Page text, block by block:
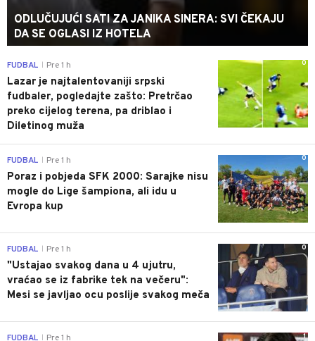
ODLUČUJUĆI SATI ZA JANIKA SINERA: SVI ČEKAJU
DA SE OGLASI IZ HOTELA
0
FUDBAL Pre 1 h
Lazar je najtalentovaniji srpski
fudbaler, pogledajte zašto: Pretrčao
preko cijelog terena, pa driblao i
Diletinog muža
0
FUDBAL Pre 1 h
Poraz i pobjeda SFK 2000: Sarajke nisu
mogle do Lige šampiona, ali idu u
Evropa kup
0
FUDBAL Pre 1 h
"Ustajao svakog dana u 4 ujutru,
vraćao se iz fabrike tek na večeru":
Mesi se javljao ocu poslije svakog meča
1
FUDBAL Pre 1 h